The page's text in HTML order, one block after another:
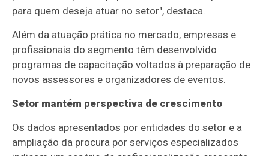
para quem deseja atuar no setor", destaca.
Além da atuação prática no mercado, empresas e
profissionais do segmento têm desenvolvido
programas de capacitação voltados à preparação de
novos assessores e organizadores de eventos.
Setor mantém perspectiva de crescimento
Os dados apresentados por entidades do setor e a
ampliação da procura por serviços especializados